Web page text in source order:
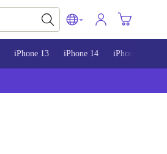
iPhone 13 iPhone 14 iPhone 15